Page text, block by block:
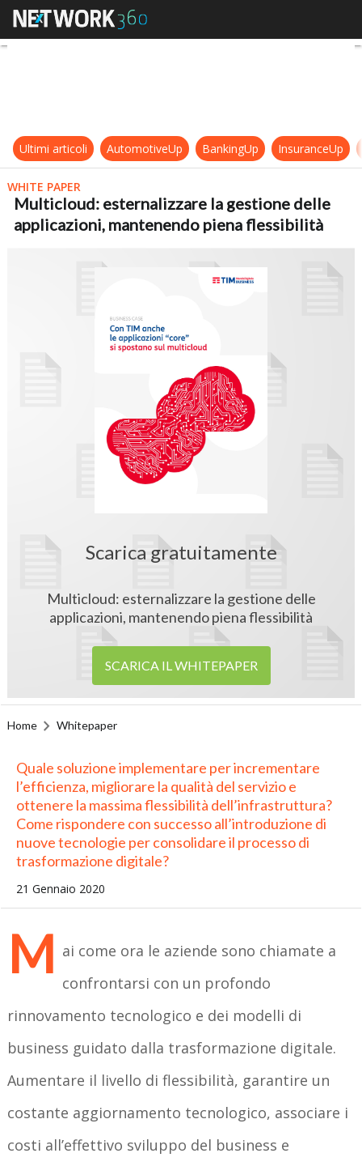
Multicloud: esternalizzare la
Ultimi articoli AutomotiveUp BankingUp InsuranceUp
WHITE PAPER
Multicloud: esternalizzare la gestione delle
applicazioni, mantenendo piena flessibilità
Scarica gratuitamente
Multicloud: esternalizzare la gestione delle
applicazioni, mantenendo piena flessibilità
SCARICA IL WHITEPAPER
Home Whitepaper
Quale soluzione implementare per incrementare
l’efficienza, migliorare la qualità del servizio e
ottenere la massima flessibilità dell’infrastruttura?
Come rispondere con successo all’introduzione di
nuove tecnologie per consolidare il processo di
trasformazione digitale?
21 Gennaio 2020
M ai come ora le aziende sono chiamate a
confrontarsi con un profondo
rinnovamento tecnologico e dei modelli di
business guidato dalla trasformazione digitale.
Aumentare il livello di flessibilità, garantire un
costante aggiornamento tecnologico, associare i
costi all’effettivo sviluppo del business e